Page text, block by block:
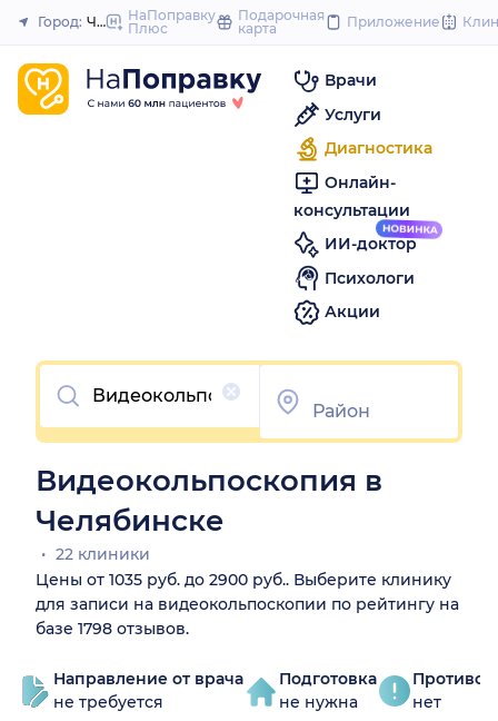
to
Закрыть
Город: ЧелябинскНаПоправку
Плюс
Подарочная
карта
Приложение
Врачи
Услуги
Диагностика
Онлайн-
консультации
ИИ-доктор
Психологи
Акции
Очистить
Видеокольпоскопия в
Челябинске
22 клиники
Цены от 1035 руб. до 2900 руб.. Выберите клинику
для записи на видеокольпоскопии по рейтингу на
базе 1798 отзывов.
Направление от врача
не требуется
Подготовка
не нужна
нет